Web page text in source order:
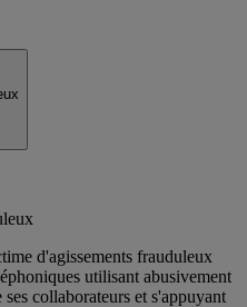
d'agissements frauduleux
utilisant abusivement
collaborateurs et s'appuyant